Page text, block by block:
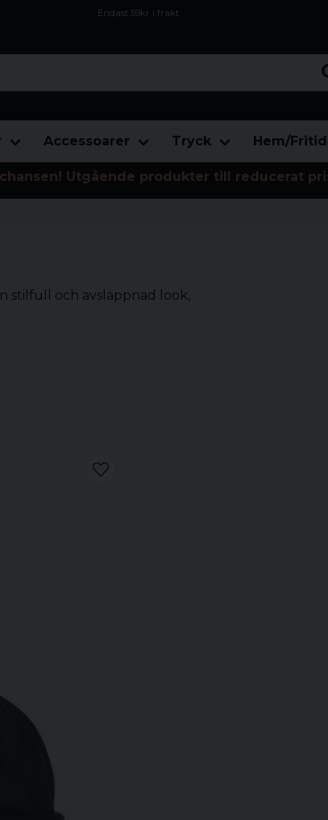
Endast 59kr i frakt
Accessoarer Tryck Hem/Fritid
Utgående produkter till reducerat
stilfull och avslappnad look,